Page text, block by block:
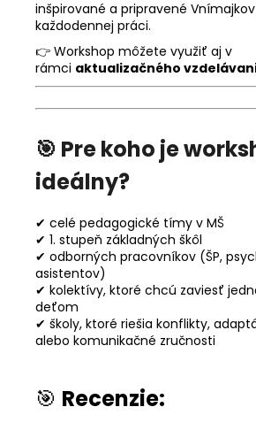
inšpirované a pripravené
každodennej práci.
👉 Workshop môžete využiť aj v
rámci aktualizačného
🎯 Pre koho je
ideálny?
✔ celé pedagogické tímy v MŠ
✔ 1. stupeň základných škôl
✔ odborných pracovníkov (ŠP,
asistentov)
✔ kolektívy, ktoré chcú zaviesť
deťom
✔ školy, ktoré riešia konflikty,
alebo komunikačné zručnosti
🎯 Recenzie: